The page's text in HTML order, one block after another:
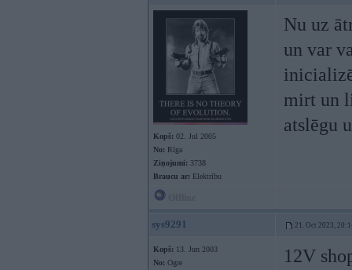
Kopš: 02. Jul 2005
No: Rīga
Ziņojumi: 3738
Braucu ar: Elektrību
Nu uz
un var
mirt un
atslēgu
sys9291 21. Oct 2023,
Kopš: 13. Jun 2003
No: Ogre
12V